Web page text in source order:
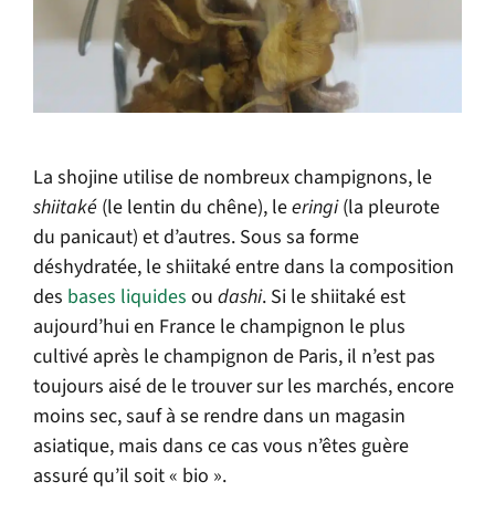
La shojine utilise de nombreux champignons, le
shiitaké (le lentin du chêne), leeringi(la pleurote
du panicaut) et d’autres. Sous sa forme
déshydratée, le shiitaké entre dans la composition
des bases liquides ou dashi. Si le shiitaké est
aujourd’hui en France le champignon le plus
cultivé après le champignon de Paris, il n’est pas
toujours aisé de le trouver sur les marchés, encore
moins sec, sauf à se rendre dans un magasin
asiatique, mais dans ce cas vous n’êtes guère
assuré qu’il soit « bio ».